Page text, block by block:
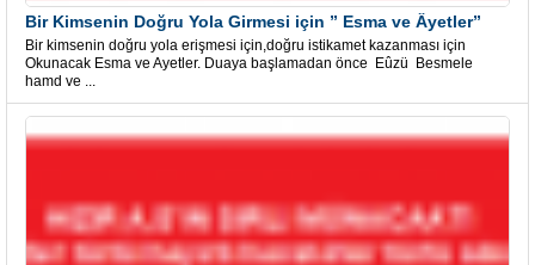
Bir Kimsenin Doğru Yola Girmesi için ” Esma ve Âyetler”
Bir kimsenin doğru yola erişmesi için,doğru istikamet kazanması için
Okunacak Esma ve Ayetler. Duaya başlamadan önce Eûzü Besmele
hamd ve ...